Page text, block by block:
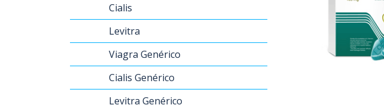
Cialis
Levitra
Viagra Genérico
Cialis Genérico
Levitra Genérico